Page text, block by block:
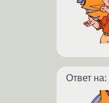
Ответ на: